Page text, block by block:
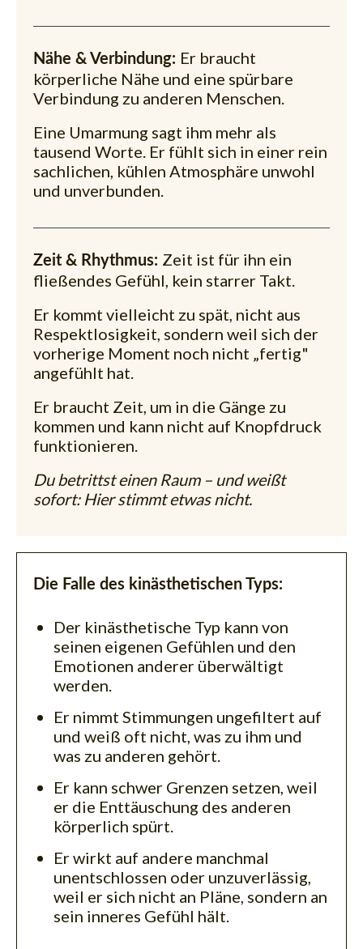
Nähe & Verbindung: Er braucht
körperliche Nähe und eine spürbare
Verbindung zu anderen Menschen.
Eine Umarmung sagt ihm mehr als
tausend Worte. Er fühlt sich in einer rein
sachlichen, kühlen Atmosphäre unwohl
und unverbunden.
Zeit & Rhythmus: Zeit ist für ihn ein
fließendes Gefühl, kein starrer Takt.
Er kommt vielleicht zu spät, nicht aus
Respektlosigkeit, sondern weil sich der
vorherige Moment noch nicht „fertig"
angefühlt hat.
Er braucht Zeit, um in die Gänge zu
kommen und kann nicht auf Knopfdruck
funktionieren.
Du betrittst einen Raum – und weißt
sofort: Hier stimmt etwas nicht.
Die Falle des kinästhetischen Typs:
Der kinästhetische Typ kann von
seinen eigenen Gefühlen und den
Emotionen anderer überwältigt
werden.
Er nimmt Stimmungen ungefiltert auf
und weiß oft nicht, was zu ihm und
was zu anderen gehört.
Er kann schwer Grenzen setzen, weil
er die Enttäuschung des anderen
körperlich spürt.
Er wirkt auf andere manchmal
unentschlossen oder unzuverlässig,
weil er sich nicht an Pläne, sondern an
sein inneres Gefühl hält.